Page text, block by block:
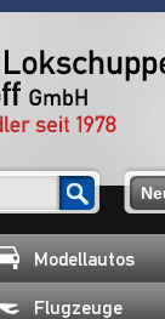
Modellautos
Flugzeuge